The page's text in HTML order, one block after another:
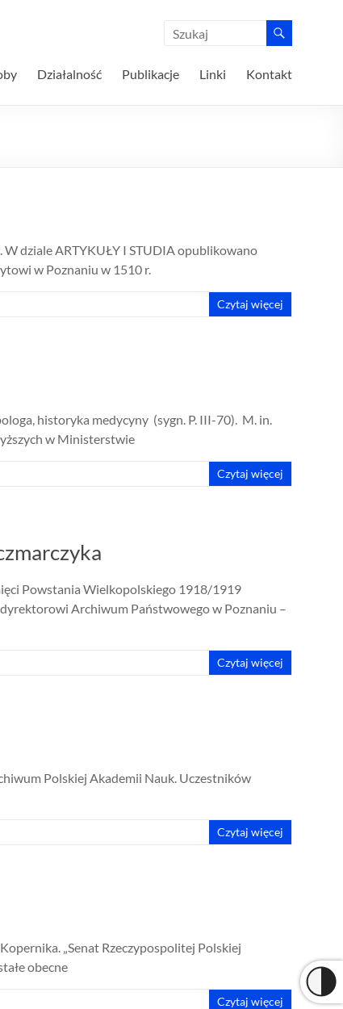
Działalność Publikacje Linki Kontakt
dziale ARTYKUŁY I STUDIA opublikowano
w Poznaniu w 1510 r.
Czytaj więcej
historyka medycyny (sygn. P. III-70). M. in.
w Ministerstwie
Czytaj więcej
Powstania Wielkopolskiego 1918/1919
Archiwum Państwowego w Poznaniu –
Czytaj więcej
Polskiej Akademii Nauk. Uczestników
Czytaj więcej
„Senat Rzeczypospolitej Polskiej
obecne
Czytaj więcej